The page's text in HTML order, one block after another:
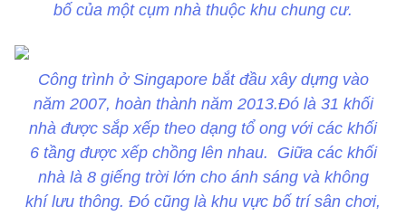
bố của một cụm nhà thuộc khu chung cư.
Công trình ở Singapore bắt đầu xây dựng vào
năm 2007, hoàn thành năm 2013.Đó là 31 khối
nhà được sắp xếp theo dạng tổ ong với các khối
6 tầng được xếp chồng lên nhau. Giữa các khối
nhà là 8 giếng trời lớn cho ánh sáng và không
khí lưu thông. Đó cũng là khu vực bố trí sân chơi,